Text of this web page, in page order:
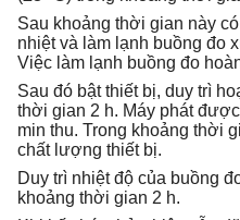
Sau khoảng thời gian này
nhiệt và làm lạnh buồng đo
Việc làm lạnh buồng đo
Sau đó bật thiết bị, duy trì
thời gian 2 h. Máy phát
min thu. Trong khoảng thời
chất lượng thiết bị.
Duy trì nhiệt độ của buồng
khoảng thời gian 2 h.